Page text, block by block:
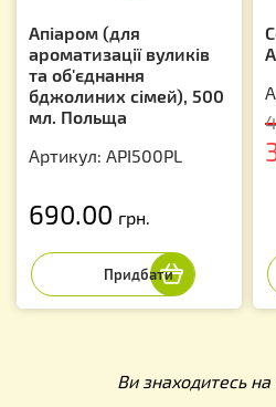
Апіаром (для
ароматизації вуликів
та об'єднання
бджолиних сімей), 500
мл. Польща
Артикул: API500PL
690.00 грн.
Ви знаходитесь на